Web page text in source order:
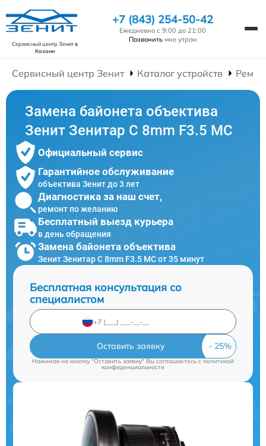
Сервисный центр Зенитв
Казани
+7 (843) 254-50-42
Ежедневно с 9:00 до 21:00
Позвонить мне утром
Сервисный центр Зенит Каталог устройств
Замена байонета объектива
Зенит Зенитар C 8mm F3.5 МС
Официальный сервис
Гарантийное обслуживание
объектива Зенит до 3 лет
Диагностика за наш счет,
ремонт по желанию
Бесплатный выезд курьера
в день обращения
Замена байонета объектива
Зенит Зенитар C 8mm F3.5 МС от 35 минут
Бесплатная консультация со
специалистом
Оставить заявку
Нажимая на кнопку "Оставить заявку" Вы соглашаетесь cполитикой
конфиденциальности